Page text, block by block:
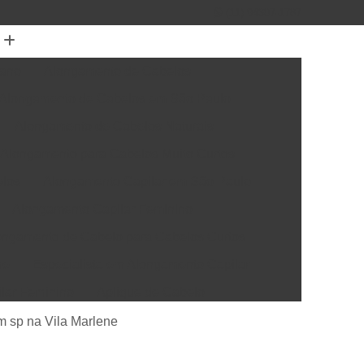
Natural
Apliques de Cabelo em São Paulo
sp na Vila Marlene